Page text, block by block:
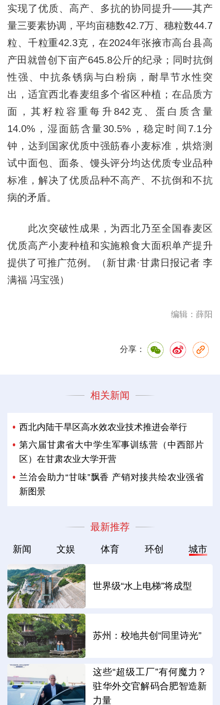
实现了优质、高产、多抗的协同提升——其产
量三要素协调，平均亩穗数42.7万、穗粒数44.7
粒、千粒重42.3克，在2024年张掖市高台县高
产田就曾创下亩产645.8公斤的纪录；同时抗倒
性强、中抗条锈病与白粉病，耐旱节水性突
出，适宜西北春麦组多个省区种植；在品质方
面，其籽粒容重每升842克、蛋白质含量
14.0%，湿面筋含量30.5%，稳定时间7.1分
钟，达到国家优质中强筋春小麦标准，烘焙测
试中面包、面条、馒头评分均达优质专业品种
标准，解决了优质品种不高产、不抗倒和不抗
病的矛盾。
此次突破性成果，为西北乃至全国春麦区
优质高产小麦种植和实施粮食大面积单产提升
提供了可推广范例。（新甘肃·甘肃日报记者 李
满福 冯宝强）
编辑：薛阳
分享：
相关新闻
西北内陆干旱区高水效农业技术推进会举行
第六届甘肃省大中学生军事训练营（中西部片
区）在甘肃农业大学开营
兰洽会助力“甘味”飘香 产销对接共绘农业强省
新图景
最新推荐
新闻 文娱 体育 环创 城市
世界级“水上电梯”将成型
苏州：校地共创“同里诗光”
这些“超级工厂”有何魔力？
驻华外交官解码合肥智造新
力量